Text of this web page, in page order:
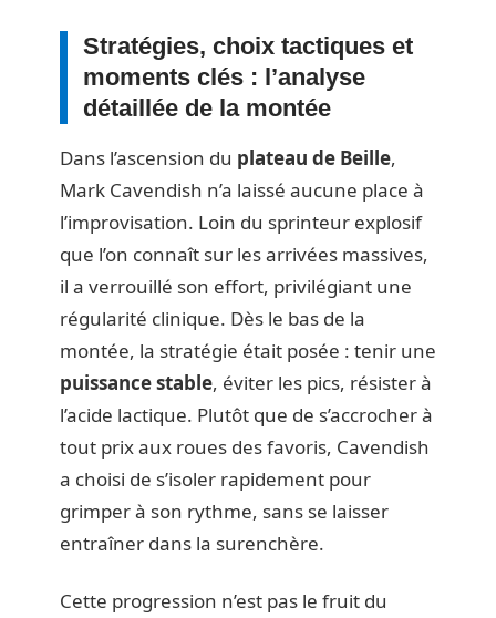
Stratégies, choix tactiques et
moments clés : l’analyse
détaillée de la montée
Dans l’ascension du plateau de Beille,
Mark Cavendish n’a laissé aucune place à
l’improvisation. Loin du sprinteur explosif
que l’on connaît sur les arrivées massives,
il a verrouillé son effort, privilégiant une
régularité clinique. Dès le bas de la
montée, la stratégie était posée : tenir une
puissance stable, éviter les pics, résister à
l’acide lactique. Plutôt que de s’accrocher à
tout prix aux roues des favoris, Cavendish
a choisi de s’isoler rapidement pour
grimper à son rythme, sans se laisser
entraîner dans la surenchère.
Cette progression n’est pas le fruit du